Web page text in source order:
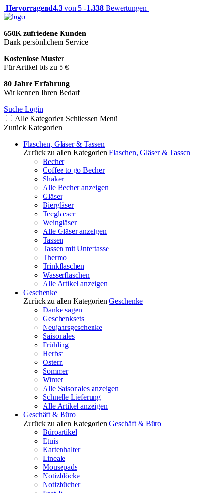
Hervorragend4.3 von 5 -1.338 Bewertungen
650K zufriedene Kunden
Dank persönlichem Service
Kostenlose Muster
Für Artikel bis zu 5 €
80 Jahre Erfahrung
Wir kennen Ihren Bedarf
Suche Login
Alle Kategorien Schliessen Menü
Zurück Kategorien
Flaschen, Gläser & Tassen
Zurück zu allen Kategorien Flaschen, Gläser & Tassen
Becher
Coffee to go Becher
Shaker
Alle Becher anzeigen
Gläser
Biergläser
Teeglaeser
Weingläser
Alle Gläser anzeigen
Tassen
Tassen mit Untertasse
Thermo
Trinkflaschen
Wasserflaschen
Alle Artikel anzeigen
Geschenke
Zurück zu allen Kategorien Geschenke
Danke sagen
Geschenksets
Neujahrsgeschenke
Saisonales
Frühling
Herbst
Ostern
Sommer
Winter
Alle Saisonales anzeigen
Schnelle Lieferung
Alle Artikel anzeigen
Geschäft & Büro
Zurück zu allen Kategorien Geschäft & Büro
Büroartikel
Etuis
Kartenhalter
Lineale
Mousepads
Notizblöcke
Notizbücher